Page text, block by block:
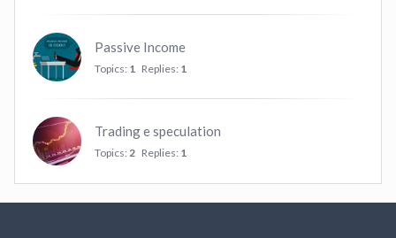
Passive Income
Topics: 1 Replies: 1
Trading e speculation
Topics: 2 Replies: 1